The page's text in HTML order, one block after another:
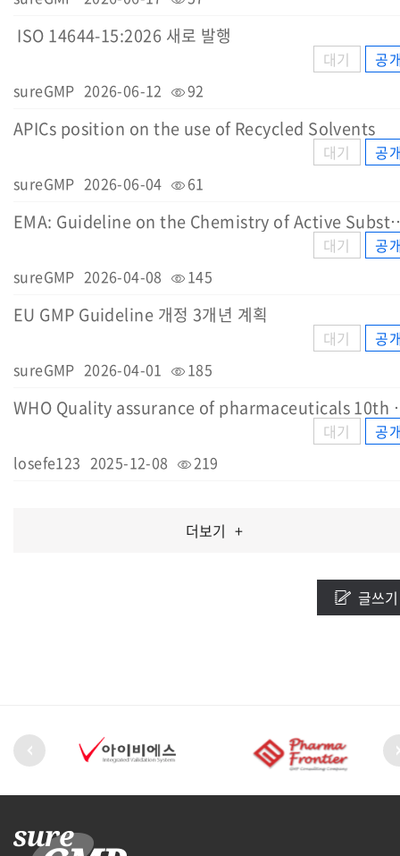
ISO 14644-15:2026 새로 발행
대기
공
sureGMP 2026-06-12 92
APICs position on the use of Recycled Solvents
대기
공
sureGMP 2026-06-04 61
EMA: Guideline on
대기
공
sureGMP 2026-04-08 145
EU GMP Guideline 개정 3개년 계획
대기
공
sureGMP 2026-04-01 185
WHO
대기
공
losefe123 2025-12-08 219
더보기 +
글쓰기